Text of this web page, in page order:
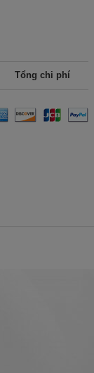
Tổng chi phí